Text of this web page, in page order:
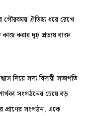
গৌরবময় ঐতিহ্য ধরে রেখে
করার দৃঢ় প্রত্যয় ব্যক্ত
দিয়ে সদ্য বিদায়ী সভাপতি
সংগঠনের চেয়ে বড়
প্রাণের সংগঠন, একে